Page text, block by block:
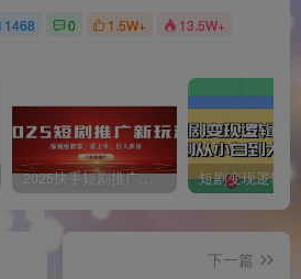
1468 0 1.5W+ 13.5W+
2025快手短剧推广新玩法，保姆级教学，日入多张，可矩阵操作
下一篇